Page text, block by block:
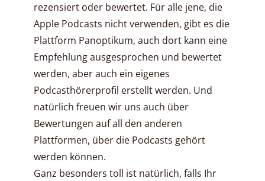
rezensiert oder bewertet. Für alle jene, die
Apple Podcasts nicht verwenden, gibt es die
Plattform Panoptikum, auch dort kann eine
Empfehlung ausgesprochen und bewertet
werden, aber auch ein eigenes
Podcasthörerprofil erstellt werden. Und
natürlich freuen wir uns auch über
Bewertungen auf all den anderen
Plattformen, über die Podcasts gehört
werden können.
Ganz besonders toll ist natürlich, falls Ihr